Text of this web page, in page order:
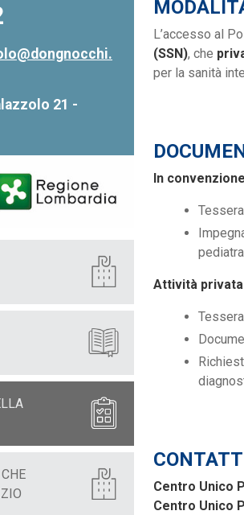
21 -
L’accesso al
(SSN), che
per la sanità
In
Attività privata
Centro Unico
Centro Unico